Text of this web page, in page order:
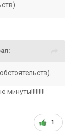
минуты!!!!!!!!!
1